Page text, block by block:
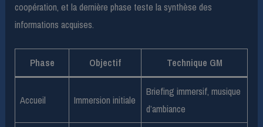
coopération, et la dernière phase teste la synthèse des
informations acquises.
Phase Objectif Technique GM
Accueil Immersion initiale
Briefing immersif, musique
d’ambiance